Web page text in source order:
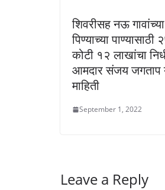
शिवरीसह नऊ गावांच्या
पिण्याच्या पाण्यासाठी
कोटी १२ लाखांचा
आमदार संजय जगताप
माहिती
September 1, 2022
Leave a Reply